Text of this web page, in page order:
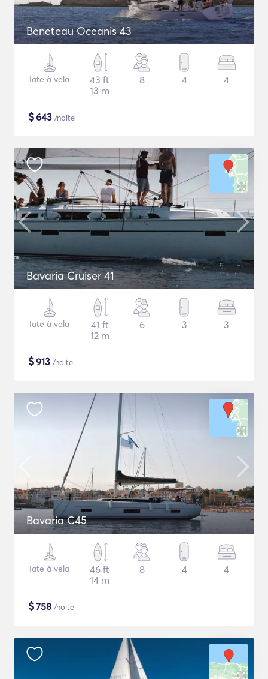
Beneteau Oceanis 43
Iate à vela
43 ft
13 m
8 4 4
$643 /noite
Bavaria Cruiser 41
Iate à vela
41 ft
12 m
6 3 3
$913 /noite
Bavaria C45
Iate à vela
46 ft
14 m
8 4 4
$758 /noite